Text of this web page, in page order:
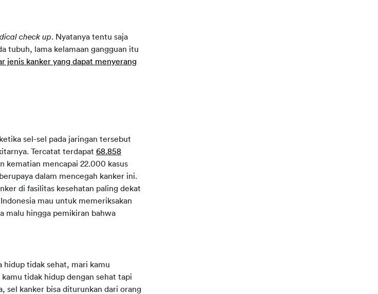
check up. Nyatanya tentu saja
tubuh, lama kelamaan gangguan itu
jenis kanker yang dapat menyerang
sel-sel pada jaringan tersebut
Tercatat terdapat 68.858
kematian mencapai 22.000 kasus
dalam mencegah kanker ini.
di fasilitas kesehatan paling dekat
mau untuk memeriksakan
malu hingga pemikiran bahwa
hidup tidak sehat, mari kamu
tidak hidup dengan sehat tapi
sel kanker bisa diturunkan dari orang